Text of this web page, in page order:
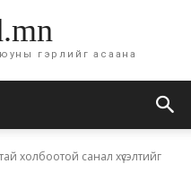
гэрлийг асаана
холбоотой санал хүсэлтийг